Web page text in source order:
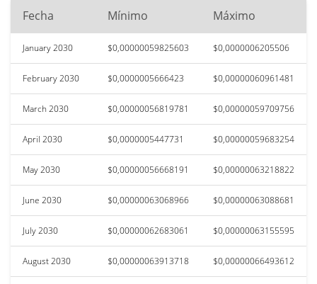
Fecha Mínimo Máximo
January 2030 $0,00000059825603 $0,0000006205506
February 2030 $0,0000005666423 $0,00000060961481
March 2030 $0,00000056819781 $0,00000059709756
April 2030 $0,0000005447731 $0,00000059683254
May 2030 $0,00000056668191 $0,00000063218822
June 2030 $0,00000063068966 $0,00000063088681
July 2030 $0,00000062683061 $0,00000063155595
August 2030 $0,00000063913718 $0,00000066493612